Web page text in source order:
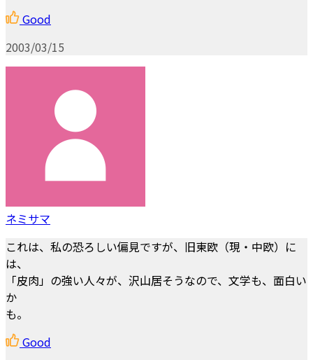
Good
2003/03/15
ネミサマ
これは、私の恐ろしい偏見ですが、旧東欧（現・中欧）に
は、
「皮肉」の強い人々が、沢山居そうなので、文学も、面白い
か
も。
Good